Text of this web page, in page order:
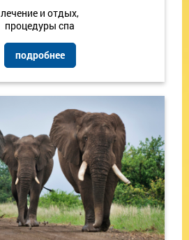
лечение и отдых,
процедуры спа
подробнее